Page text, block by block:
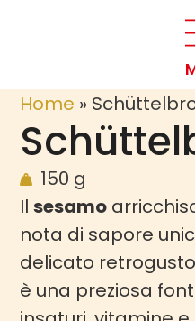
Home »
150 g
Il sesamo
nota di sapore
delicato
è una preziosa